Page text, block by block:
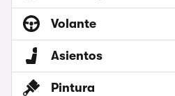
Volante
Asientos
Pintura